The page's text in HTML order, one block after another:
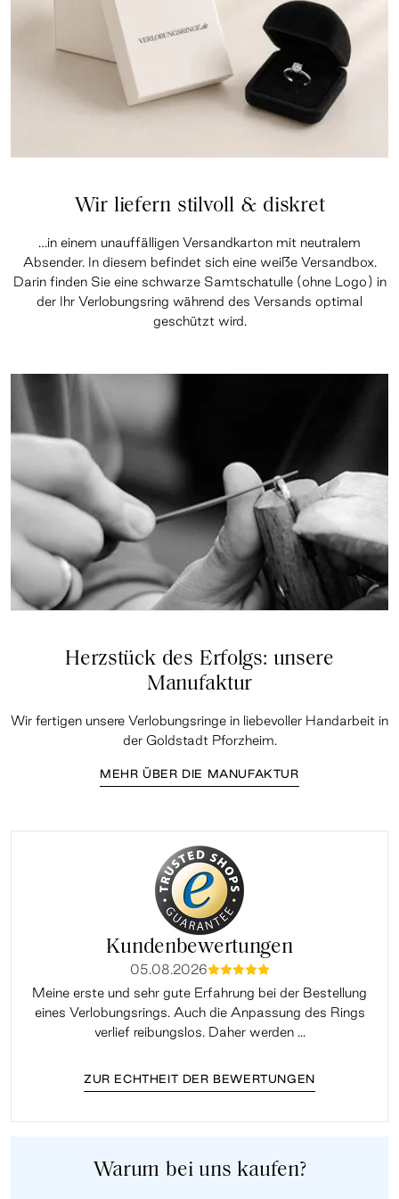
Wir liefern stilvoll & diskret
…in einem unauffälligen Versandkarton mit neutralem
Absender. In diesem befindet sich eine weiße Versandbox.
Darin finden Sie eine schwarze Samtschatulle (ohne Logo) in
der Ihr Verlobungsring während des Versands optimal
geschützt wird.
Herzstück des Erfolgs: unsere
Manufaktur
Wir fertigen unsere Verlobungsringe in liebevoller Handarbeit in
der Goldstadt Pforzheim.
MEHR ÜBER DIE MANUFAKTUR
Kundenbewertungen
05.08.2026mmmmm
Meine erste und sehr gute Erfahrung bei der Bestellung
eines Verlobungsrings. Auch die Anpassung des Rings
verlief reibungslos. Daher werden ...
ZUR ECHTHEIT DER BEWERTUNGEN
Warum bei uns kaufen?